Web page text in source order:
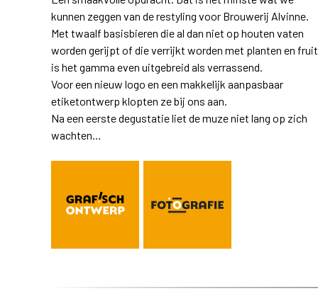
kunnen zeggen van de restyling voor Brouwerij Alvinne.
Met twaalf basisbieren die al dan niet op houten vaten
worden gerijpt of die verrijkt worden met planten en
is het gamma even uitgebreid als verrassend.
Voor een nieuw logo en een makkelijk aanpasbaar
etiketontwerp klopten ze bij ons aan.
Na een eerste degustatie liet de muze niet lang op zich
wachten…